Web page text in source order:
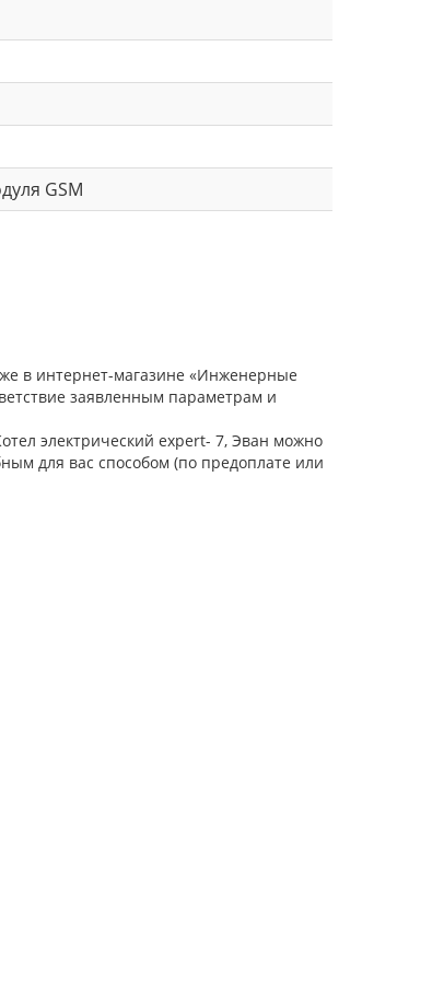
GSM
в интернет-магазине «Инженерные
заявленным параметрам и
электрический expert- 7, Эван можно
для вас способом (по предоплате или